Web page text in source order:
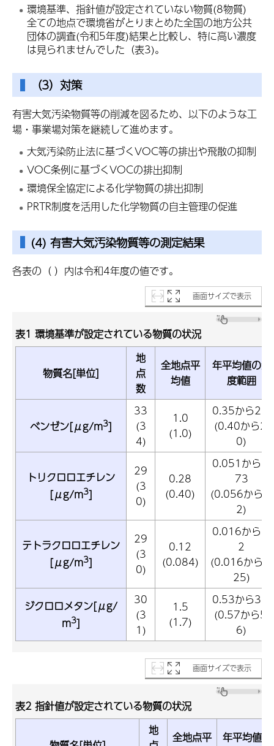
環境基準、指針値が設定されていない物質(8物質)
全ての地点で環境省がとりまとめた全国の地方公共
団体の調査(令和5年度)結果と比較し、特に高い濃度
は見られませんでした（表3)。
（3）対策
有害大気汚染物質等の削減を図るため、以下のような工
場・事業場対策を継続して進めます。
大気汚染防止法に基づくVOC等の排出や飛散の抑制
VOC条例に基づくVOCの排出抑制
環境保全協定による化学物質の排出抑制
PRTR制度を活用した化学物質の自主管理の促進
(4) 有害大気汚染物質等の測定結果
各表の（ ）内は令和4年度の値です。
画面サイズで表示
表1 環境基準が設定されている物質の状況
物質名[単位]
地
点
数
全地点平
均値
年平均値の濃
度範囲
ベンゼン[μg/m3]
33
(3
4)
1.0
(1.0)
0.35から2.8
(0.40から2.
0)
トリクロロエチレン
[μg/m3]
29
(3
0)
0.28
(0.40)
0.051から0.
73
(0.056から1.
2)
テトラクロロエチレン
[μg/m3]
29
(3
0)
0.12
(0.084)
0.016から1.
2
(0.016から0.
25)
ジクロロメタン[μg/
m3]
30
(3
1)
1.5
(1.7)
0.53から3.9
(0.57から5.
6)
画面サイズで表示
表2 指針値が設定されている物質の状況
地
全地点平
年平均値